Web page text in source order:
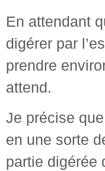
En attendant
digérer par
prendre
attend.
Je précise
en une sorte
partie digérée